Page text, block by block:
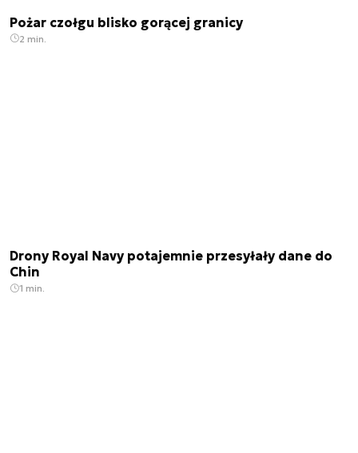
Pożar czołgu blisko gorącej granicy
2 min.
Drony Royal Navy potajemnie przesyłały dane do
Chin
1 min.